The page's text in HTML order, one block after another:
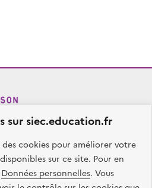
sur siec.education.fr
des cookies pour améliorer votre
sur ce site. Pour en
Données personnelles. Vous
et Versailles